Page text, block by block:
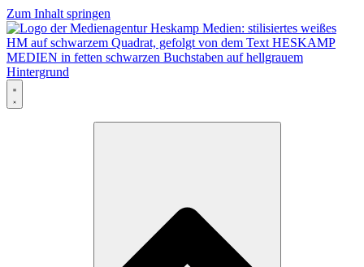
Zum Inhalt springen